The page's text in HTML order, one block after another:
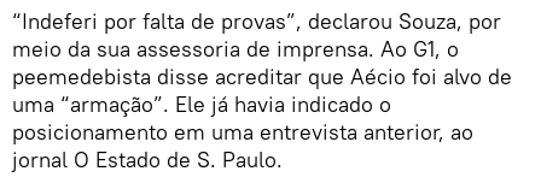
“Indeferi por falta de provas”, declarou Souza, por
meio da sua assessoria de imprensa. Ao G1, o
peemedebista disse acreditar que Aécio foi alvo de
uma “armação”. Ele já havia indicado o
posicionamento em uma entrevista anterior, ao
jornal O Estado de S. Paulo.